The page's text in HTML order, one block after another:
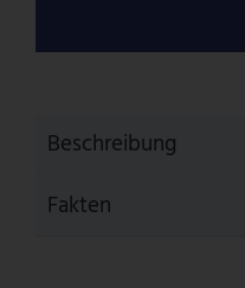
Beschreibung
Fakten